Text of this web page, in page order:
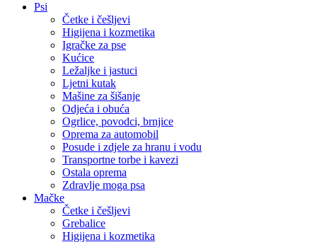
Psi
Četke i češljevi
Higijena i kozmetika
Igračke za pse
Kućice
Ležaljke i jastuci
Ljetni kutak
Mašine za šišanje
Odjeća i obuća
Ogrlice, povodci, brnjice
Oprema za automobil
Posude i zdjele za hranu i vodu
Transportne torbe i kavezi
Ostala oprema
Zdravlje moga psa
Mačke
Četke i češljevi
Grebalice
Higijena i kozmetika